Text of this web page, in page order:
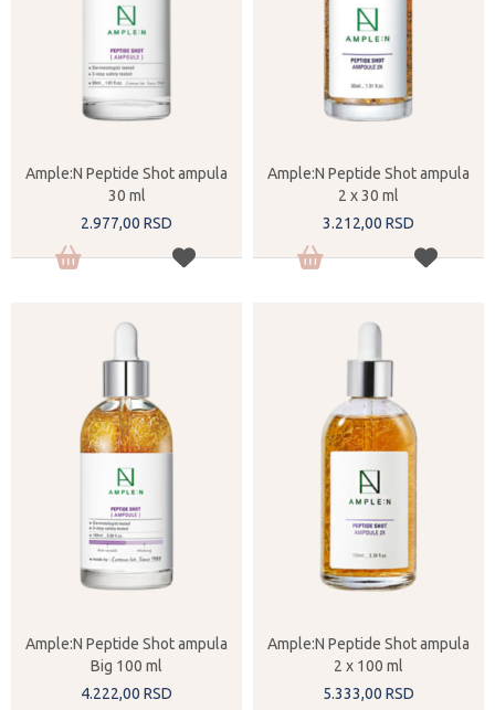
Ample:N Peptide Shot ampula
30 ml
2.977,00 RSD
Ample:N Peptide Shot ampula
2 x 30 ml
3.212,00 RSD
Ample:N Peptide Shot ampula
Big 100 ml
4.222,00 RSD
Ample:N Peptide Shot ampula
2 x 100 ml
5.333,00 RSD